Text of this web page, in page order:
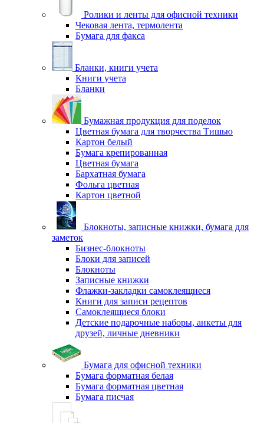
Ролики и ленты для офисной техники
Чековая лента, термолента
Бумага для факса
Бланки, книги учета
Книги учета
Бланки
Бумажная продукция для поделок
Цветная бумага для творчества Тишью
Картон белый
Бумага крепированная
Цветная бумага
Бархатная бумага
Фольга цветная
Картон цветной
Блокноты, записные книжки, бумага для
заметок
Бизнес-блокноты
Блоки для записей
Блокноты
Записные книжки
Флажки-закладки самоклеящиеся
Книги для записи рецептов
Самоклеящиеся блоки
Детские подарочные наборы, анкеты для
друзей, личные дневники
Бумага для офисной техники
Бумага форматная белая
Бумага форматная цветная
Бумага писчая